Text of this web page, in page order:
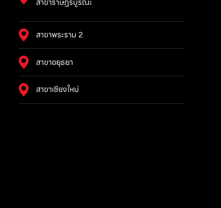
สาขาราษฎร์บูรณะ
สาขาพระราม 2
สาขาอยุธยา
สาขาเชียงใหม่